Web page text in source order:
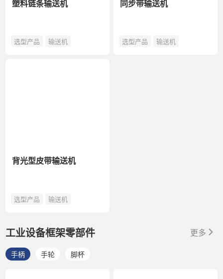
塑料链条输送机
选型产品 输送机
背光型皮带输送机
选型产品 输送机
同步带输送机
选型产品 输送机
工业设备框架零部件 更多
手柄 手轮 脚杯